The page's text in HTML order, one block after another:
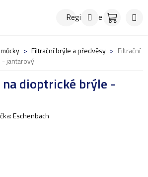
RegistraceHledat
> Filtrační brýle a předvěsy > Filtrační
- jantarový
dioptrické brýle -
Eschenbach